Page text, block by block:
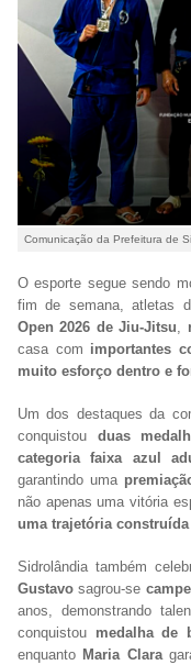
Comunicação da Prefeitura de
O esporte segue sendo
fim de semana, atletas
Open 2026 de Jiu-Jitsu
casa com importantes
muito esforço dentro e
Um dos destaques da
conquistou duas
categoria faixa azul
garantindo uma
não apenas uma vitória
uma trajetória construída
Sidrolândia também
Gustavo sagrou-se
anos, demonstrando
conquistou medalha de
enquanto Maria Clara